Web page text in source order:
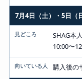
7月4日（土）・5日（
SHAG本
10:00〜
購入後の